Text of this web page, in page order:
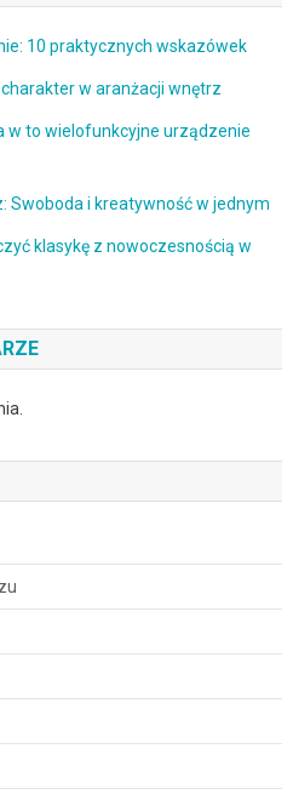
10 praktycznych wskazówek
w aranżacji wnętrz
w to wielofunkcyjne urządzenie
Swoboda i kreatywność w jednym
klasykę z nowoczesnością w